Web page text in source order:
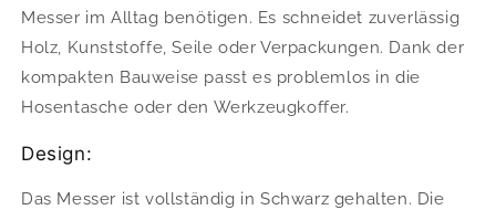
Messer im Alltag benötigen. Es schneidet zuverlässig
Holz, Kunststoffe, Seile oder Verpackungen. Dank der
kompakten Bauweise passt es problemlos in die
Hosentasche oder den Werkzeugkoffer.
Design:
Das Messer ist vollständig in Schwarz gehalten. Die